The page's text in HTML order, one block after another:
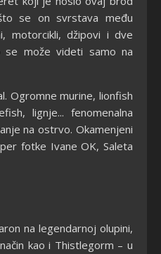
se on svrstava među
motorcikli, džipovi i dve
može videti samo na
Ogromne murine, lionfish
lignje... fenomenalna
na ostrvo. Okamenjeni
fotke Ivane OK, Saleta
na legendarnoj olupini,
kao i Thistlegorm – u